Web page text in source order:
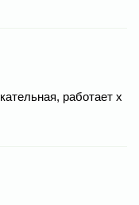
работает х